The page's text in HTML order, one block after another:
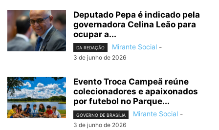
Deputado Pepa é indicado pela
governadora Celina Leão para
ocupar a...
DA REDAÇÃO Mirante Social -
3 de junho de 2026
Evento Troca Campeã reúne
colecionadores e apaixonados
por futebol no Parque...
GOVERNO DE BRASÍLIA Mirante Social -
3 de junho de 2026